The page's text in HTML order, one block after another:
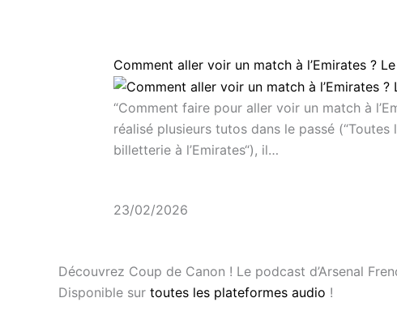
Comment aller voir un match à l’Emirates ?
“Comment faire pour aller voir un match à
réalisé plusieurs tutos dans le passé
billetterie à l’Emirates“), il…
23/02/2026
Découvrez Coup de Canon ! Le podcast d’Arsenal
Disponible sur toutes les plateformes audio !